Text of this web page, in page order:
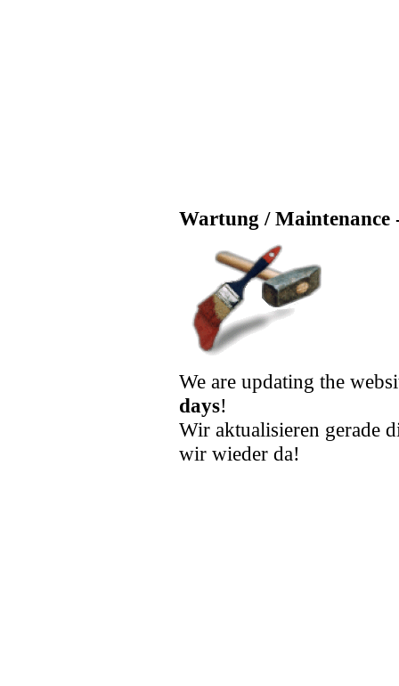
Wartung / Maintenance
We are updating the
days!
Wir aktualisieren gerade
wir wieder da!